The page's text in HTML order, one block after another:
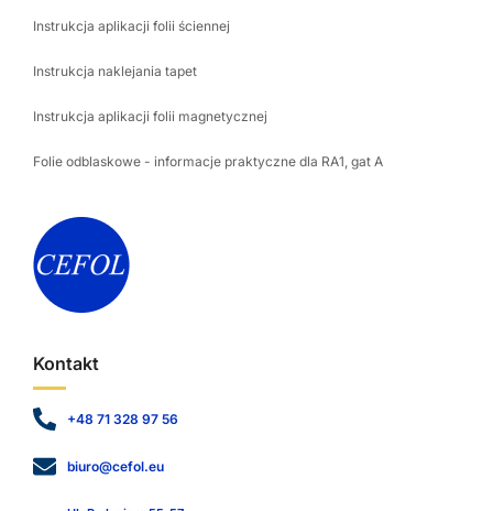
Instrukcja aplikacji folii ściennej
Instrukcja naklejania tapet
Instrukcja aplikacji folii magnetycznej
Folie odblaskowe - informacje praktyczne dla RA1, gat A
Kontakt
+48 71 328 97 56
biuro@cefol.eu